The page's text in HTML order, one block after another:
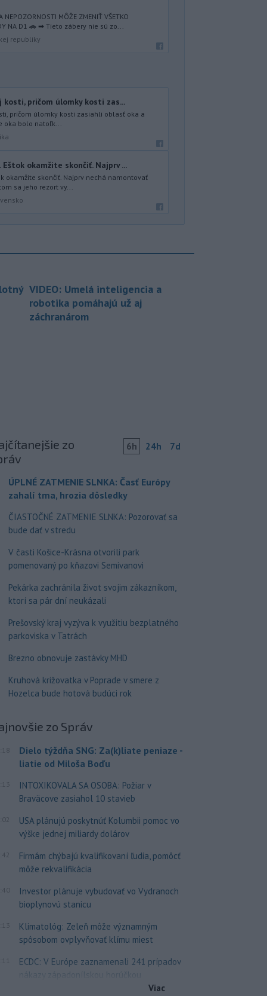
NEPOZORNOSTI MÔŽE ZMENIŤ VŠETKO
NA D1 🚗 ➡ Tieto zábery nie sú zo...
republiky
pričom úlomky kosti zas...
pričom úlomky kosti zasiahli oblasť oka a
oka bolo natoľk...
okamžite skončiť. Najprv ...
okamžite skončiť. Najprv nechá namontovať
sa jeho rezort vy...
VIDEO: Umelá inteligencia a
robotika pomáhajú už aj
záchranárom
zo
6h 24h 7d
ÚPLNÉ ZATMENIE SLNKA: Časť Európy
zahalí tma, hrozia dôsledky
ČIASTOČNÉ ZATMENIE SLNKA: Pozorovať sa
bude dať v stredu
V časti Košice-Krásna otvorili park
pomenovaný po kňazovi Semivanovi
Pekárka zachránila život svojim zákazníkom,
ktorí sa pár dní neukázali
Prešovský kraj vyzýva k využitiu bezplatného
parkoviska v Tatrách
Brezno obnovuje zastávky MHD
Kruhová križovatka v Poprade v smere z
Hozelca bude hotová budúci rok
zo Správ
Dielo týždňa SNG: Za(k)liate peniaze -
liatie od Miloša Boďu
INTOXIKOVALA SA OSOBA: Požiar v
Braväcove zasiahol 10 stavieb
USA plánujú poskytnúť Kolumbii pomoc vo
výške jednej miliardy dolárov
Firmám chýbajú kvalifikovaní ľudia, pomôcť
môže rekvalifikácia
Investor plánuje vybudovať vo Vydranoch
bioplynovú stanicu
Klimatológ: Zeleň môže významným
spôsobom ovplyvňovať klímu miest
ECDC: V Európe zaznamenali 241 prípadov
nákazy západonílskou horúčkou
Viac